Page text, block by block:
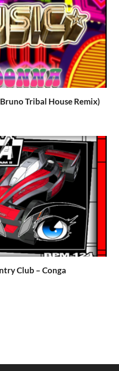
Tribal House Remix)
Club – Conga